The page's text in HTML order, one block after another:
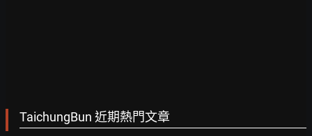
TaichungBun 近期熱門文章